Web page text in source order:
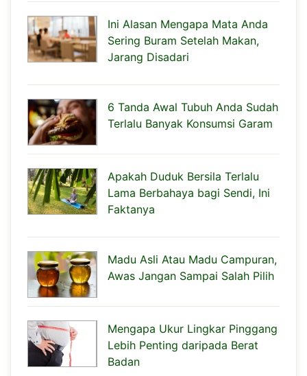
Ini Alasan Mengapa Mata Anda
Sering Buram Setelah Makan,
Jarang Disadari
6 Tanda Awal Tubuh Anda Sudah
Terlalu Banyak Konsumsi Garam
Apakah Duduk Bersila Terlalu
Lama Berbahaya bagi Sendi, Ini
Faktanya
Madu Asli Atau Madu Campuran,
Awas Jangan Sampai Salah Pilih
Mengapa Ukur Lingkar Pinggang
Lebih Penting daripada Berat
Badan